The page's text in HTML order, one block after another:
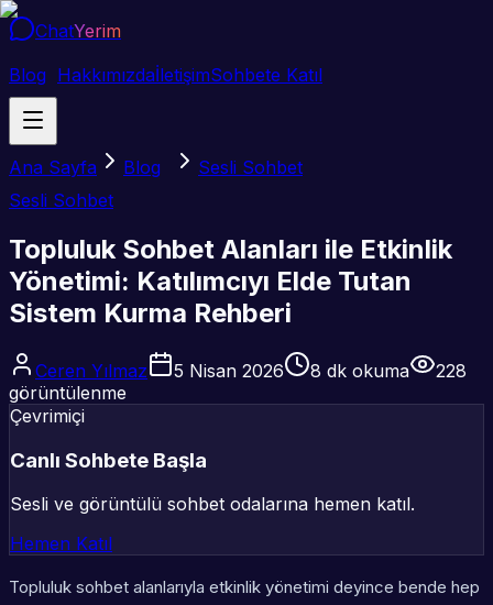
ChatYerim
Blog HakkımızdaİletişimSohbete Katıl
Ana Sayfa Blog
Sesli Sohbet
Sesli Sohbet
Topluluk Sohbet Alanları ile Etkinlik
Yönetimi: Katılımcıyı Elde Tutan
Sistem Kurma Rehberi
Ceren Yılmaz 5 Nisan 2026 8 dk okuma
228
görüntülenme
Çevrimiçi
Canlı Sohbete Başla
Sesli ve görüntülü sohbet odalarına hemen katıl.
Hemen Katıl
Topluluk sohbet alanlarıyla etkinlik yönetimi deyince bende hep